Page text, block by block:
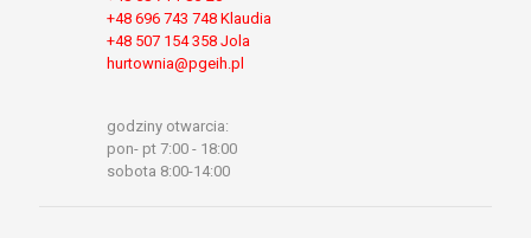
+48 696 743 748 Klaudia
+48 507 154 358 Jola
hurtownia@pgeih.pl
godziny otwarcia:
pon- pt 7:00 - 18:00
sobota 8:00-14:00